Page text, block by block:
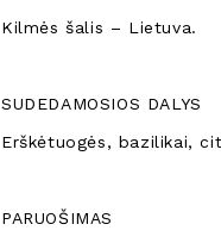
Kilmės šalis – Lietuva.
SUDEDAMOSIOS DALYS
Erškėtuogės, bazilikai,
PARUOŠIMAS